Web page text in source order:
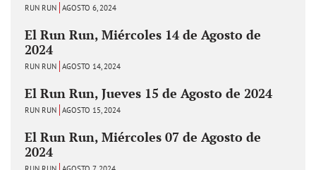
RUN RUN AGOSTO 6, 2024
El Run Run, Miércoles 14 de Agosto de
2024
RUN RUN AGOSTO 14, 2024
El Run Run, Jueves 15 de Agosto de 2024
RUN RUN AGOSTO 15, 2024
El Run Run, Miércoles 07 de Agosto de
2024